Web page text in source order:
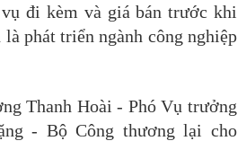
đi kèm và giá bán trước khi
phát triển ngành công nghiệp
Thanh Hoài - Phó Vụ trưởng
- Bộ Công thương lại cho